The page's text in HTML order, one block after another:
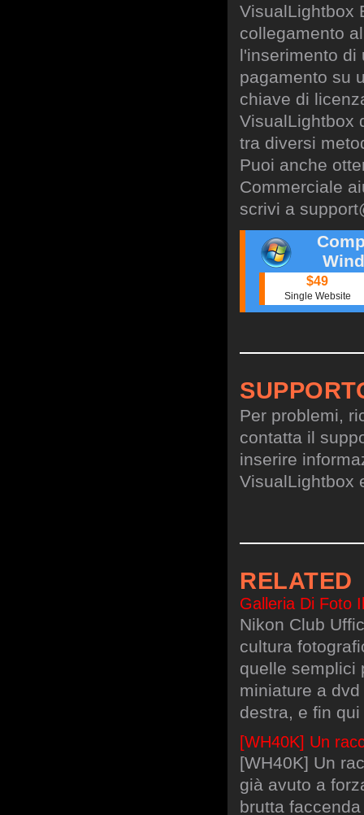
VisualLightbox
collegamento
l'inserimento di
pagamento su
chiave di
VisualLightbox
tra diversi
Puoi anche
Commerciale
scrivi a
$49
Single Website
Per problemi,
contatta il
inserire
VisualLightbox
RELATED
Galleria Di Foto
Nikon Club
cultura
quelle semplici
miniature a
destra, e fin qui
[WH40K] Un
[WH40K] Un
già avuto a
brutta